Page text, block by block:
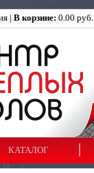
| В корзине: 0.00 руб.
КАТАЛОГ